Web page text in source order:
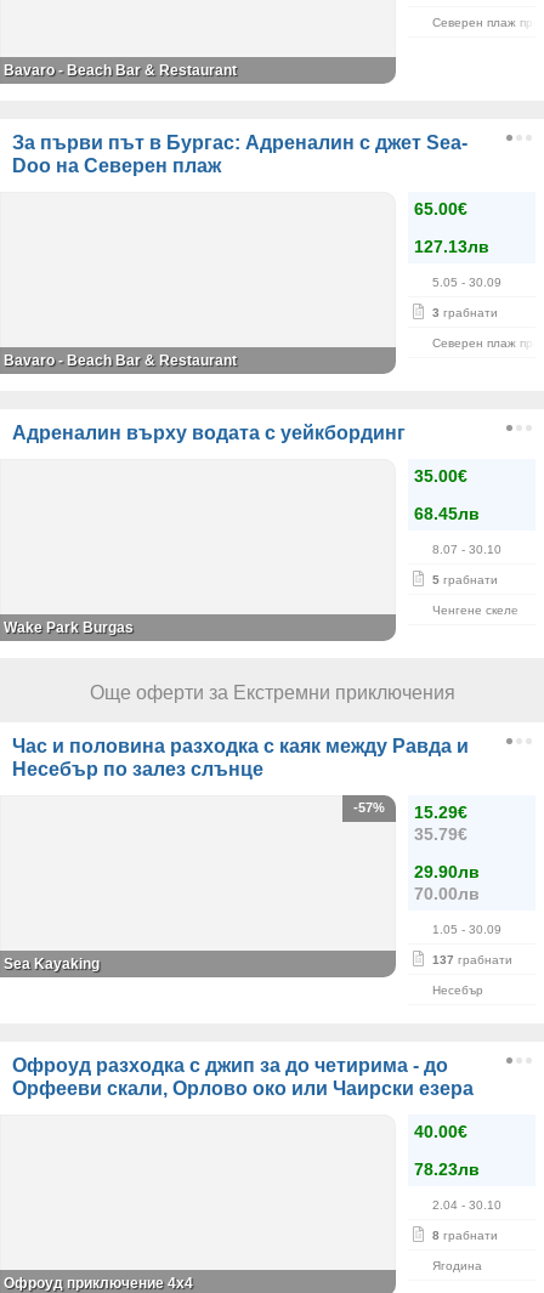
Северен плаж
Bavaro - Beach Bar & Restaurant
За първи път в Бургас: Адреналин с джет Sea-
Doo на Северен плаж
65.00€
127.13лв
5.05 - 30.09
3 грабнати
Северен плаж
Bavaro - Beach Bar & Restaurant
Адреналин върху водата с уейкбординг
35.00€
68.45лв
8.07 - 30.10
5 грабнати
Ченгене скеле
Wake Park Burgas
Още оферти за Екстремни приключения
Час и половина разходка с каяк между Равда и
Несебър по залез слънце
15.29€
35.79€
29.90лв
70.00лв
1.05 - 30.09
137 грабнати
Несебър
-57%
Sea Kayaking
Офроуд разходка с джип за до четирима - до
Орфееви скали, Орлово око или Чаирски езера
40.00€
78.23лв
2.04 - 30.10
8 грабнати
Ягодина
Офроуд приключение 4x4